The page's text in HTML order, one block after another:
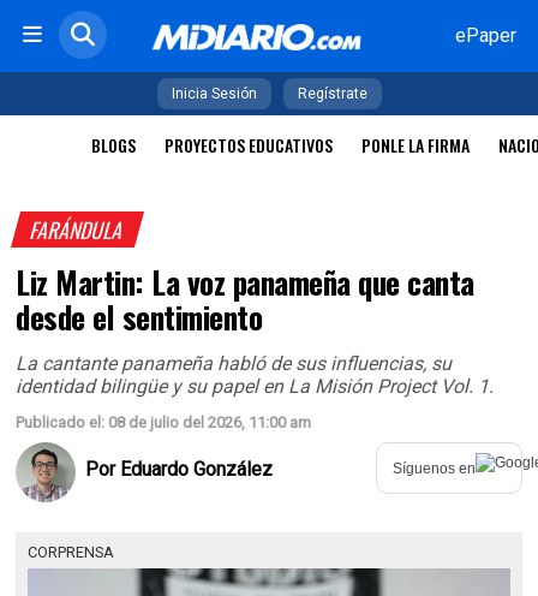
ePaper
Inicia Sesión Regístrate
BLOGS PROYECTOS EDUCATIVOS PONLE LA FIRMA
FARÁNDULA
Liz Martin: La voz panameña que canta
desde el sentimiento
La cantante panameña habló de sus influencias, su
identidad bilingüe y su papel en La Misión Project Vol. 1.
Publicado el: 08 de julio del 2026, 11:00 am
Por Eduardo González Síguenos en
CORPRENSA